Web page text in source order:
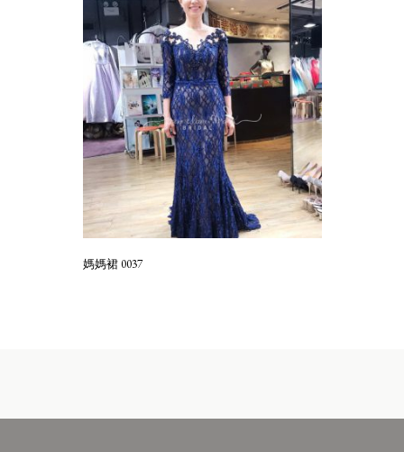
媽媽裙 0037